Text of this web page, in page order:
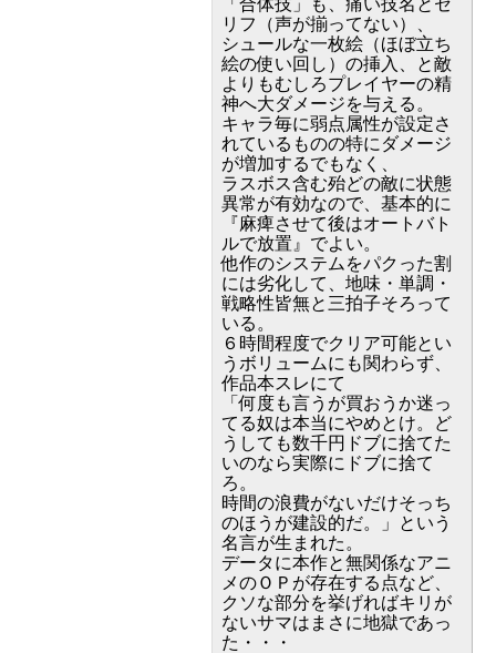
「合体技」も、痛い技名とセ
リフ（声が揃ってない）、
シュールな一枚絵（ほぼ立ち
絵の使い回し）の挿入、と敵
よりもむしろプレイヤーの精
神へ大ダメージを与える。
キャラ毎に弱点属性が設定さ
れているものの特にダメージ
が増加するでもなく、
ラスボス含む殆どの敵に状態
異常が有効なので、基本的に
『麻痺させて後はオートバト
ルで放置』でよい。
他作のシステムをパクった割
には劣化して、地味・単調・
戦略性皆無と三拍子そろって
いる。
６時間程度でクリア可能とい
うボリュームにも関わらず、
作品本スレにて
「何度も言うが買おうか迷っ
てる奴は本当にやめとけ。ど
うしても数千円ドブに捨てた
いのなら実際にドブに捨て
ろ。
時間の浪費がないだけそっち
のほうが建設的だ。」という
名言が生まれた。
データに本作と無関係なアニ
メのＯＰが存在する点など、
クソな部分を挙げればキリが
ないサマはまさに地獄であっ
た・・・